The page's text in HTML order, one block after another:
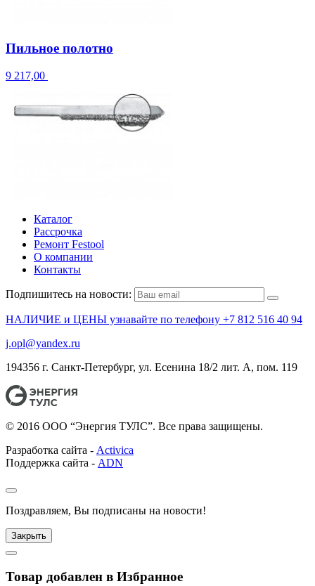
Пильное полотно
9 217,00
Каталог
Рассрочка
Ремонт Festool
О компании
Контакты
Подпишитесь на новости:
НАЛИЧИЕ и ЦЕНЫ узнавайте по телефону +7 812 516 40 94
j.opl@yandex.ru
194356 г. Санкт-Петербург, ул. Есенина 18/2 лит. А, пом. 119
© 2016 ООО “Энергия ТУЛС”. Все права защищены.
Разработка сайта - Activica
Поддержка сайта - ADN
Поздравляем, Вы подписаны на новости!
Закрыть
Товар добавлен в Избранное